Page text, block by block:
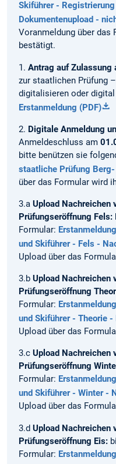
Skiführer -
Dokumentenupload -
Voranmeldung über das
bestätigt.
1. Antrag auf Zulassung
zur staatlichen Prüfung
digitalisieren oder
Erstanmeldung (PDF)
2. Digitale Anmeldung
Anmeldeschluss am
bitte benützen sie
staatliche Prüfung
über das Formular wird
3.a Upload Nachreichen
Prüfungseröffnung Fels:
Formular:
und Skiführer - Fels -
Upload über das
3.b Upload Nachreichen
Prüfungseröffnung
Formular:
und Skiführer - Theorie
Upload über das
3.c Upload Nachreichen
Prüfungseröffnung
Formular:
und Skiführer - Winter -
Upload über das
3.d Upload Nachreichen
Prüfungseröffnung Eis:
Formular: